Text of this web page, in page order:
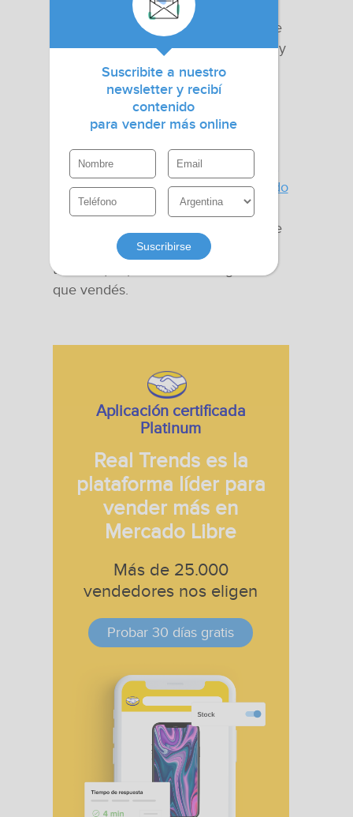
Conocé la información más relevante
de la categoríaCelulares y Telefoníay
Electrodomésticos y Aires
acondicionadosen Mercado Libre
También, resumimos los datos más
interesantes de las categorías
Revistas y Comics
yBelleza y Cuidado
personalen Mercado Libre México.
Usá nuestra herramienta Mercado de
o deMéxico
y descubrí
todo lo que pasa en las categorías
que vendés.
Aplicación certificada
Platinum
Real Trends es la
plataforma líder para
vender más en
Mercado Libre
Más de 25.000
vendedores nos eligen
Probar 30 días gratis
Suscribite a nuestro
newsletter y recibí
contenido
para vender más online